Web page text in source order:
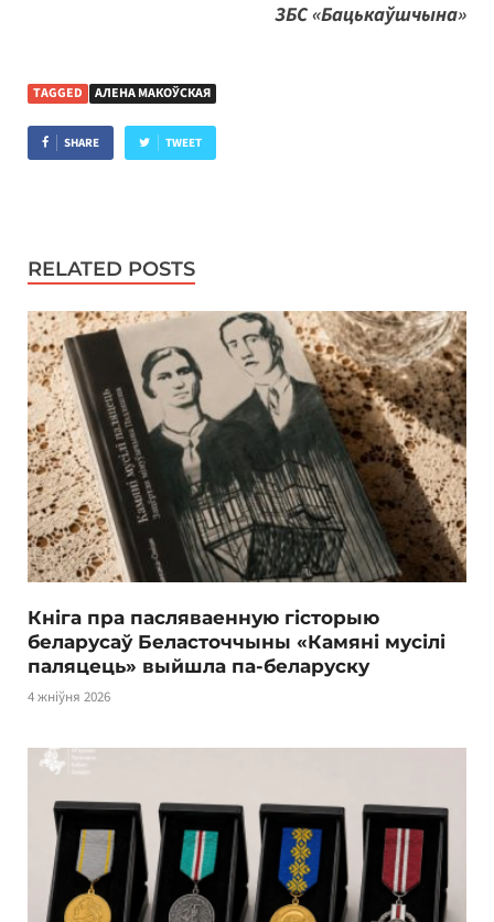
ЗБС «Бацькаўшчына»
TAGGED АЛЕНА МАКОЎСКАЯ
SHARE TWEET
RELATED POSTS
Кніга пра пасляваенную гісторыю
беларусаў Беласточчыны «Камяні мусілі
паляцець» выйшла па-беларуску
4 жніўня 2026